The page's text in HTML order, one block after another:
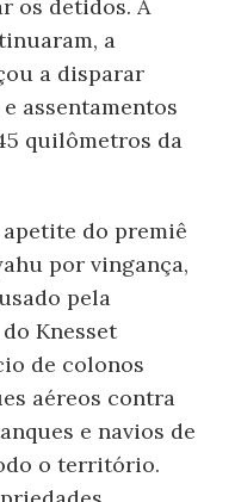
os detidos. À
a
a disparar
assentamentos
quilômetros da
do premiê
por vingança,
pela
Knesset
de colonos
aéreos contra
e navios de
o território.